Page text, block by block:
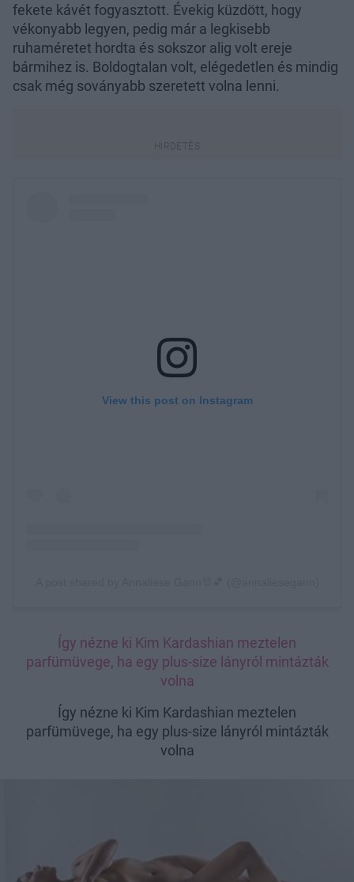
fekete kávét fogyasztott. Évekig küzdött, hogy
vékonyabb legyen, pedig már a legkisebb
ruhaméretet hordta és sokszor alig volt ereje
bármihez is. Boldogtalan volt, elégedetlen és mindig
csak még soványabb szeretett volna lenni.
Így nézne ki Kim Kardashian meztelen
parfümüvege, ha egy plus-size lányról mintázták
volna
Így nézne ki Kim Kardashian meztelen
parfümüvege, ha egy plus-size lányról mintázták
volna